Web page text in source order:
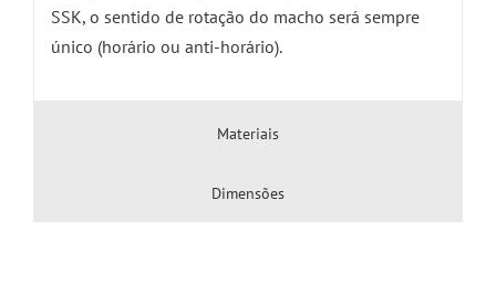
SSK, o sentido de rotação do macho será sempre
único (horário ou anti-horário).
Materiais
Dimensões